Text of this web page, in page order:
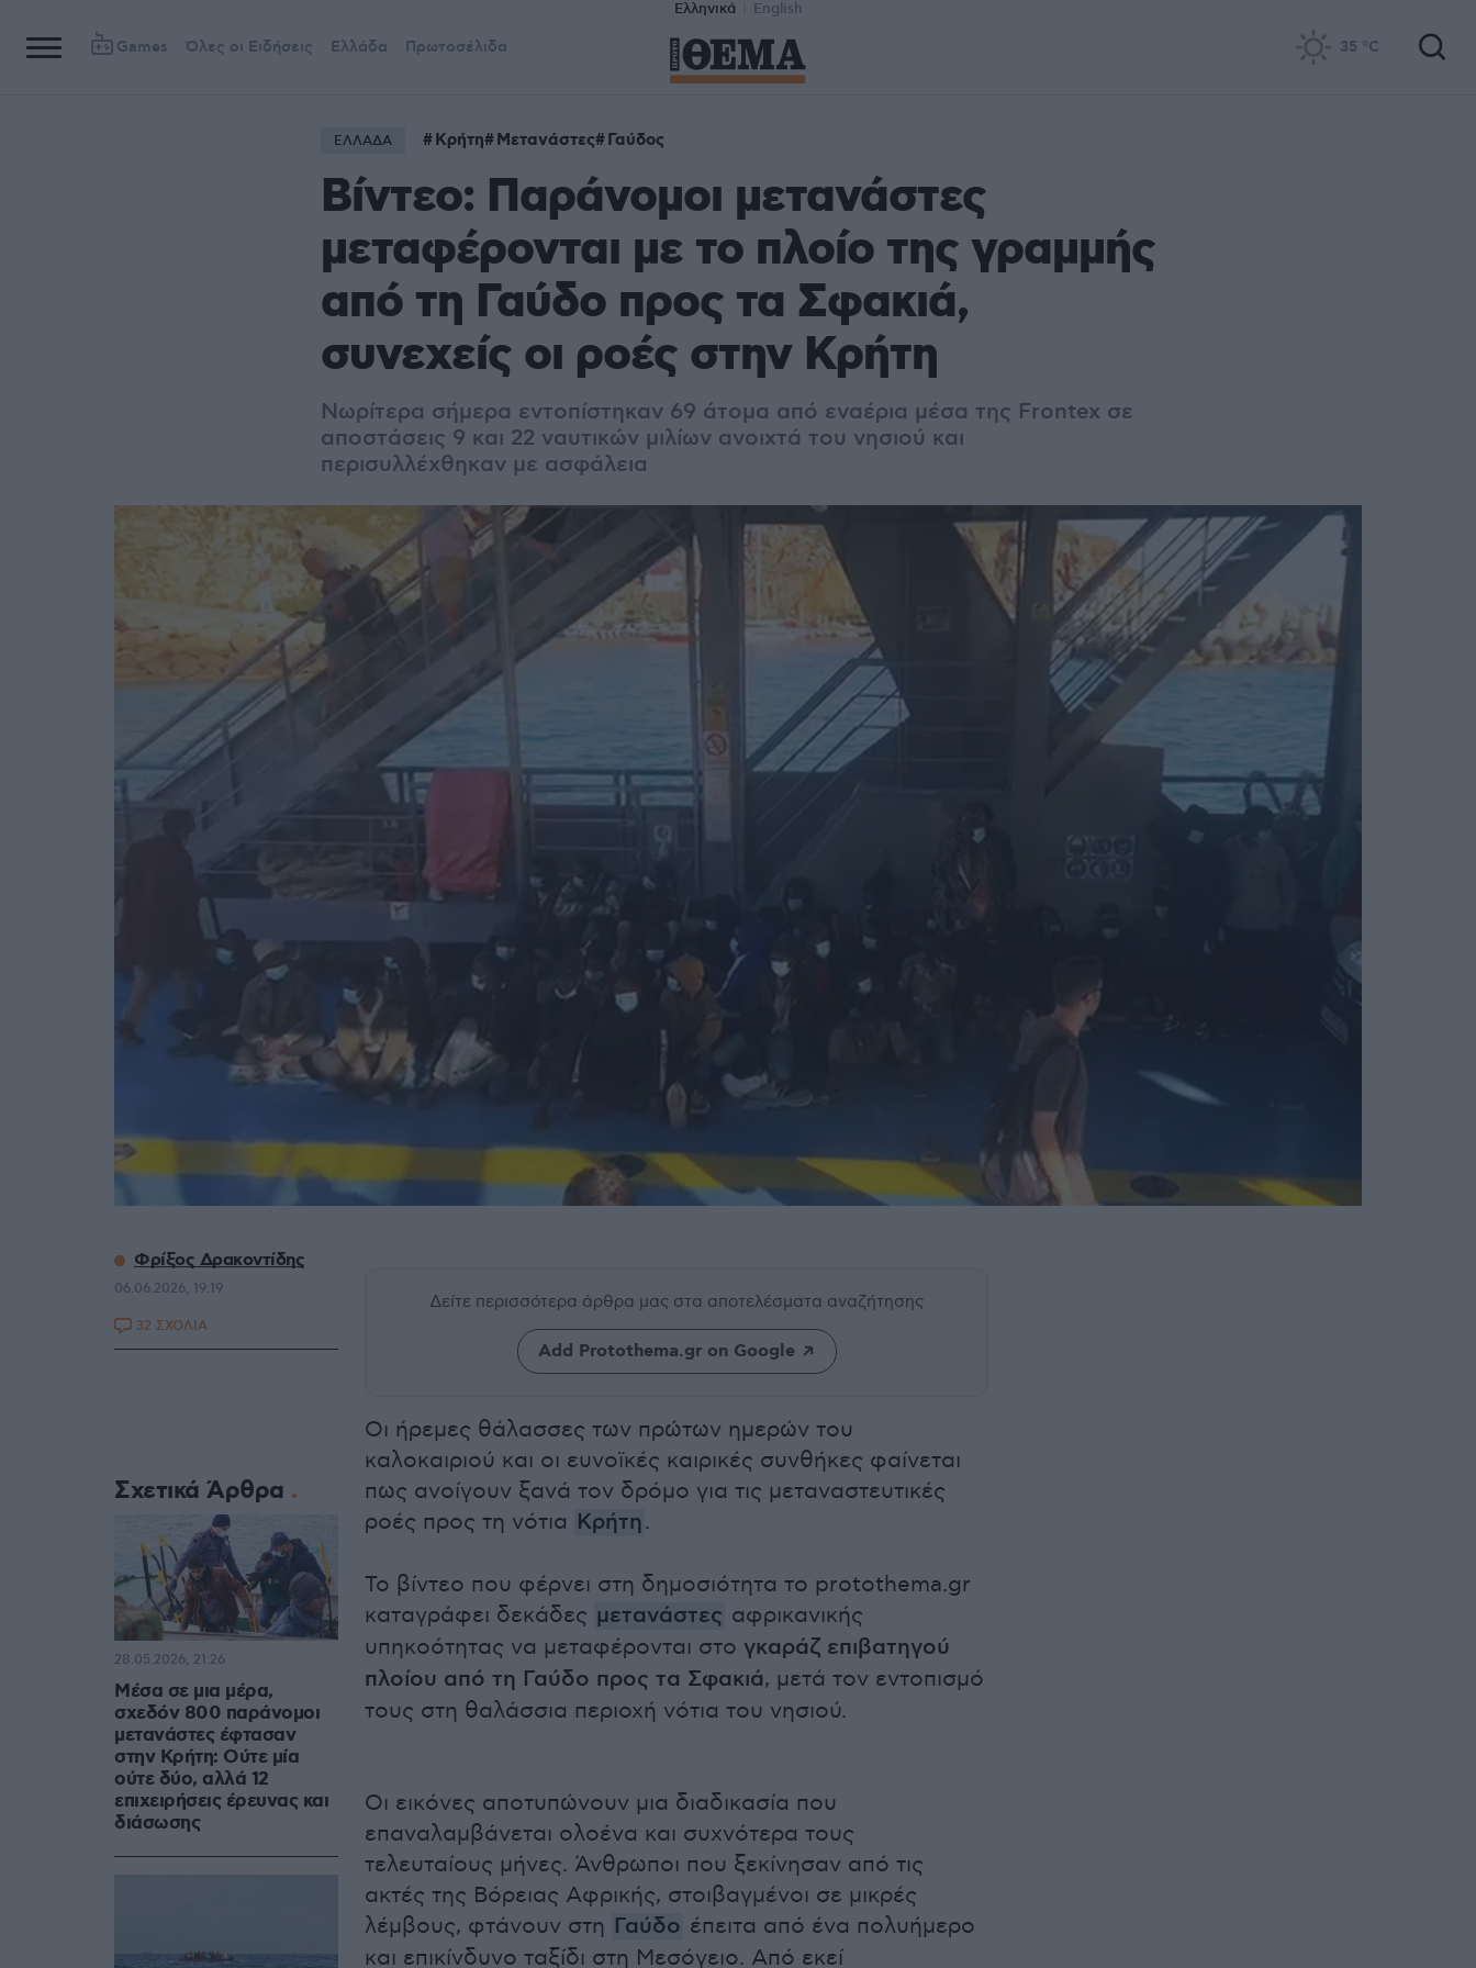
Ελληνικά English
Games Όλες οι Ειδήσεις Ελλάδα Πρωτοσέλιδα 35 °C
ΕΛΛΑΔΑ Κρήτη Μετανάστες Γαύδος
Βίντεο: Παράνομοι μετανάστες
μεταφέρονται με το πλοίο της γραμμής
από τη Γαύδο προς τα Σφακιά,
συνεχείς οι ροές στην Κρήτη
Νωρίτερα σήμερα εντοπίστηκαν 69 άτομα από εναέρια μέσα της Frontex σε
αποστάσεις 9 και 22 ναυτικών μιλίων ανοιχτά του νησιού και
περισυλλέχθηκαν με ασφάλεια
Δείτε περισσότερα άρθρα μας στα αποτελέσματα αναζήτησης
Add Protothema.gr on Google
Οι ήρεμες θάλασσες των πρώτων ημερών του
καλοκαιριού και οι ευνοϊκές καιρικές συνθήκες φαίνεται
πως ανοίγουν ξανά τον δρόμο για τις μεταναστευτικές
ροές προς τη νότια Κρήτη.
Το βίντεο που φέρνει στη δημοσιότητα το protothema.gr
καταγράφει δεκάδες μετανάστες αφρικανικής
υπηκοότητας να μεταφέρονται στο γκαράζ επιβατηγού
πλοίου από τη Γαύδο προς τα Σφακιά, μετά τον εντοπισμό
τους στη θαλάσσια περιοχή νότια του νησιού.
Οι εικόνες αποτυπώνουν μια διαδικασία που
επαναλαμβάνεται ολοένα και συχνότερα τους
τελευταίους μήνες. Άνθρωποι που ξεκίνησαν από τις
ακτές της Βόρειας Αφρικής, στοιβαγμένοι σε μικρές
λέμβους, φτάνουν στη Γαύδο έπειτα από ένα πολυήμερο
και επικίνδυνο ταξίδι στη Μεσόγειο. Από εκεί
Φρίξος Δρακοντίδης
06.06.2026, 19:19
32 ΣΧΟΛΙΑ
Σχετικά Άρθρα
Μέσα σε μια μέρα,
σχεδόν 800 παράνομοι
μετανάστες έφτασαν
στην Κρήτη: Ούτε μία
ούτε δύο, αλλά 12
επιχειρήσεις έρευνας και
διάσωσης
28.05.2026, 21:26